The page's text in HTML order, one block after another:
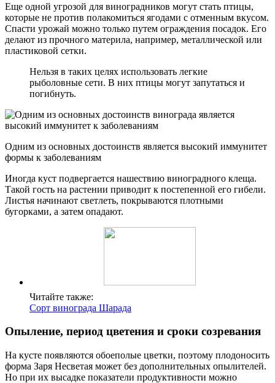
Еще одной угрозой для виноградников могут стать птицы,
которые не против полакомиться ягодами с отменным вкусом.
Спасти урожай можно только путем ограждения посадок. Его
делают из прочного материла, например, металлической или
пластиковой сетки.
Нельзя в таких целях использовать легкие
рыболовные сети. В них птицы могут запутаться и
погибнуть.
Одним из основных достоинств является высокий иммунитет
формы к заболеваниям
Иногда куст подвергается нашествию виноградного клеща.
Такой гость на растении приводит к постепенной его гибели.
Листья начинают светлеть, покрываются плотными
бугорками, а затем опадают.
Читайте также:
Сорт винограда Шарада
Опыление, период цветения и сроки созревания
На кусте появляются обоеполые цветки, поэтому плодоносить
форма Заря Несветая может без дополнительных опылителей.
Но при их высадке показатели продуктивности можно